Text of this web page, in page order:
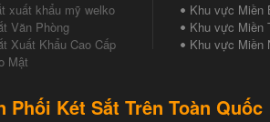
xuất khẩu mỹ welko
Văn Phòng
Xuất Khẩu Cao Cấp
Mật
Khu vực Miền
Khu vực Miền
Khu vực Miền
Phối Két Sắt Trên Toàn Quốc